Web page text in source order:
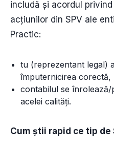
includă și acordul
acțiunilor din SPV ale
Practic:
tu (reprezentant legal)
împuternicirea corectă,
contabilul se
acelei calități.
Cum știi rapid ce tip de